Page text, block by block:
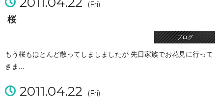
(Fri)
桜
ブログ
もう桜もほとんど散ってしましましたが 先日家族でお花見に行って
きま...
2011.04.22 (Fri)